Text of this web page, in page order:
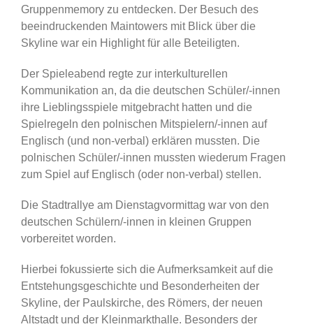
Gruppenmemory zu entdecken. Der Besuch des
beeindruckenden Maintowers mit Blick über die
Skyline war ein Highlight für alle Beteiligten.
Der Spieleabend regte zur interkulturellen
Kommunikation an, da die deutschen Schüler/-innen
ihre Lieblingsspiele mitgebracht hatten und die
Spielregeln den polnischen Mitspielern/-innen auf
Englisch (und non-verbal) erklären mussten. Die
polnischen Schüler/-innen mussten wiederum Fragen
zum Spiel auf Englisch (oder non-verbal) stellen.
Die Stadtrallye am Dienstagvormittag war von den
deutschen Schülern/-innen in kleinen Gruppen
vorbereitet worden.
Hierbei fokussierte sich die Aufmerksamkeit auf die
Entstehungsgeschichte und Besonderheiten der
Skyline, der Paulskirche, des Römers, der neuen
Altstadt und der Kleinmarkthalle. Besonders der